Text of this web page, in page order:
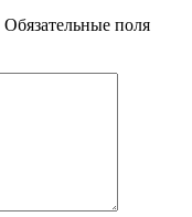
Обязательные поля